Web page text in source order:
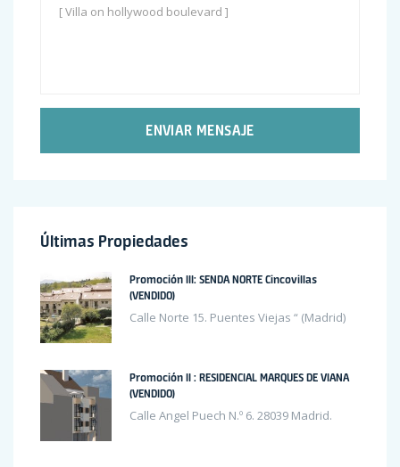
ENVIAR MENSAJE
Últimas Propiedades
Promoción III: SENDA NORTE Cincovillas
(VENDIDO)
Calle Norte 15. Puentes Viejas “ (Madrid)
Promoción II : RESIDENCIAL MARQUES DE VIANA
(VENDIDO)
Calle Angel Puech N.º 6. 28039 Madrid.